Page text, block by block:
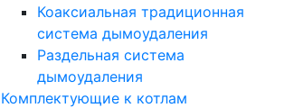
Коаксиальная традиционная
система дымоудаления
Раздельная система
дымоудаления
Комплектующие к котлам